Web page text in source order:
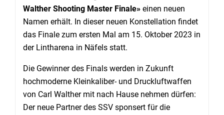
Walther Shooting Master Finale» einen neuen
Namen erhält. In dieser neuen Konstellation findet
das Finale zum ersten Mal am 15. Oktober 2023 in
der Lintharena in Näfels statt.
Die Gewinner des Finals werden in Zukunft
hochmoderne Kleinkaliber- und Druckluftwaffen
von Carl Walther mit nach Hause nehmen dürfen:
Der neue Partner des SSV sponsert für die